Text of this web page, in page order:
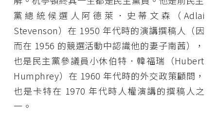
黨總統候選人阿德萊．史蒂文森（Adlai
Stevenson）在 1950 年代時的演講撰稿人（因
而在 1956 的競選活動中認識他的妻子南茜），
也是民主黨參議員小休伯特．韓福瑞（Hubert
Humphrey）在 1960 年代時的外交政策顧問，
也是卡特在 1970 年代時人權演講的撰稿人之
一。